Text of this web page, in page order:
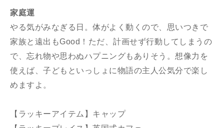
家庭運
やる気がみなぎる日。体がよく動くので、思いつきで
家族と遠出もGood！ただ、計画せず行動してしまうの
で、忘れ物や思わぬハプニングもありそう。想像力を
使えば、子どもといっしょに物語の主人公気分で楽し
めますよ。
【ラッキーアイテム】キャップ